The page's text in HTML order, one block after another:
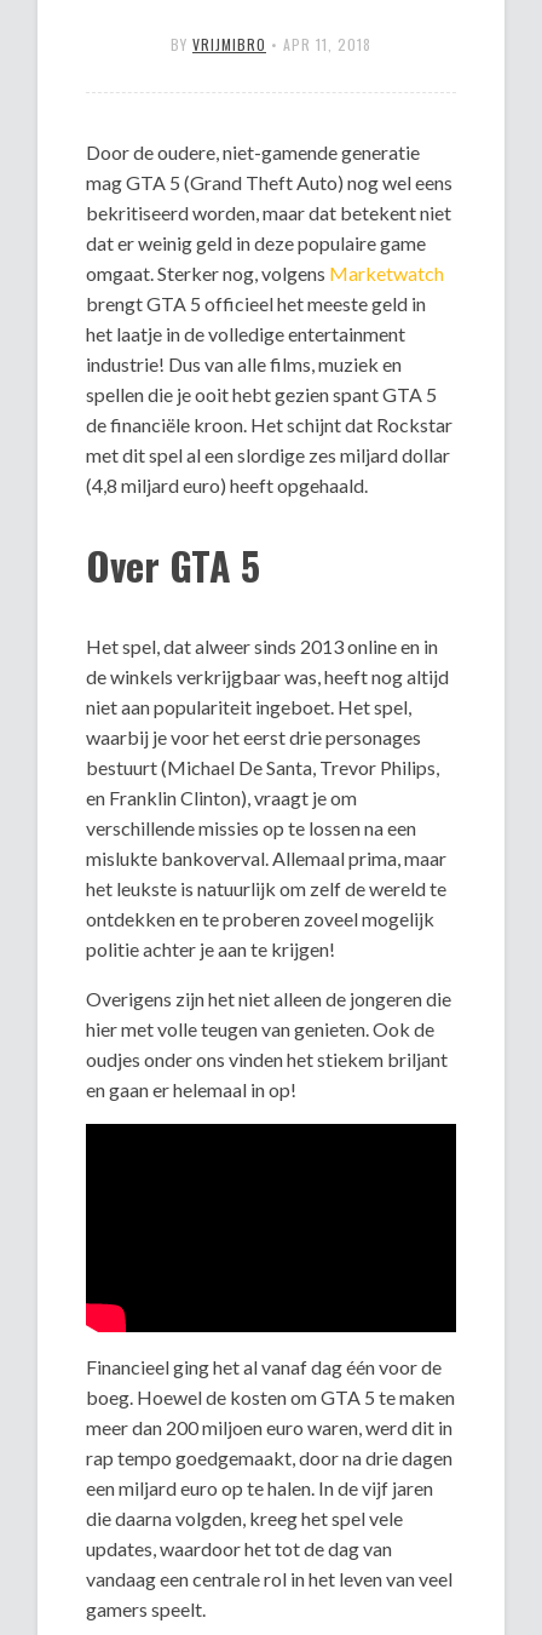
BY VRIJMIBRO • APR 11, 2018
Door de oudere, niet-gamende generatie
mag GTA 5 (Grand Theft Auto) nog wel eens
bekritiseerd worden, maar dat betekent niet
dat er weinig geld in deze populaire game
omgaat. Sterker nog, volgens Marketwatch
brengt GTA 5 officieel het meeste geld in
het laatje in de volledige entertainment
industrie! Dus van alle films, muziek en
spellen die je ooit hebt gezien spant GTA 5
de financiële kroon. Het schijnt dat Rockstar
met dit spel al een slordige zes miljard dollar
(4,8 miljard euro) heeft opgehaald.
Over GTA 5
Het spel, dat alweer sinds 2013 online en in
de winkels verkrijgbaar was, heeft nog altijd
niet aan populariteit ingeboet. Het spel,
waarbij je voor het eerst drie personages
bestuurt (Michael De Santa, Trevor Philips,
en Franklin Clinton), vraagt je om
verschillende missies op te lossen na een
mislukte bankoverval. Allemaal prima, maar
het leukste is natuurlijk om zelf de wereld te
ontdekken en te proberen zoveel mogelijk
politie achter je aan te krijgen!
Overigens zijn het niet alleen de jongeren die
hier met volle teugen van genieten. Ook de
oudjes onder ons vinden het stiekem briljant
en gaan er helemaal in op!
Financieel ging het al vanaf dag één voor de
boeg. Hoewel de kosten om GTA 5 te maken
meer dan 200 miljoen euro waren, werd dit in
rap tempo goedgemaakt, door na drie dagen
een miljard euro op te halen. In de vijf jaren
die daarna volgden, kreeg het spel vele
updates, waardoor het tot de dag van
vandaag een centrale rol in het leven van veel
gamers speelt.